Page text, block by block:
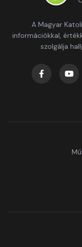
A Magyar
információkkal,
szolgálja